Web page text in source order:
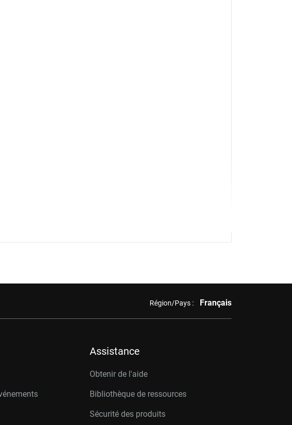
Région/Pays : Français
Assistance
Obtenir de l'aide
Bibliothèque de ressources
Sécurité des produits